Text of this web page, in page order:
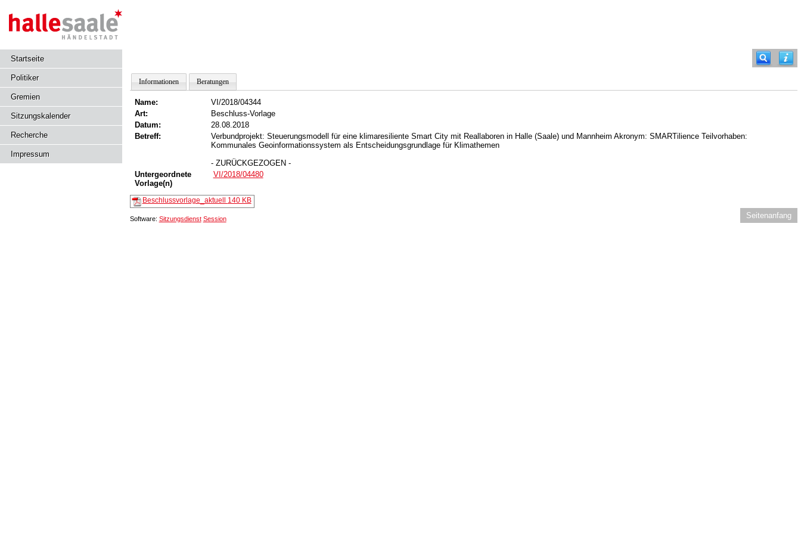
Startseite
Politiker
Gremien
Sitzungskalender
Recherche
Impressum
Informationen Beratungen
Name:
VI/2018/04344
Art:
Beschluss-Vorlage
Datum:
28.08.2018
Betreff:
Verbundprojekt: Steuerungsmodell für eine klimaresiliente Smart City mit Reallaboren in Halle (Saale) und Mannheim Akronym: SMARTilience Teilvorhaben:
Kommunales Geoinformationssystem als Entscheidungsgrundlage für Klimathemen
- ZURÜCKGEZOGEN -
Untergeordnete
Vorlage(n)
VI/2018/04480
Beschlussvorlage_aktuell 140 KB
Seitenanfang
Software: Sitzungsdienst Session